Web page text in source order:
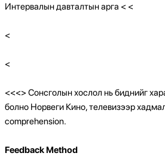
Интервалын давталтын арга < <
<
<
<<<> Сонсголын хослол нь биднийг
болно Норвеги Кино, телевизээр
comprehension.
Feedback Method